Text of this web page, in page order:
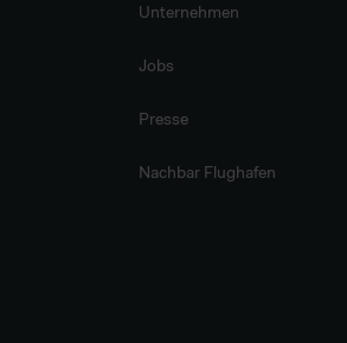
Unternehmen
Jobs
Presse
Nachbar Flughafen